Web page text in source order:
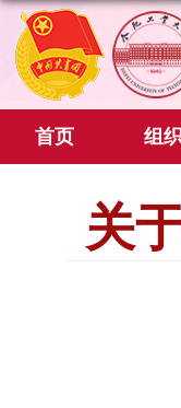
首页 组
关